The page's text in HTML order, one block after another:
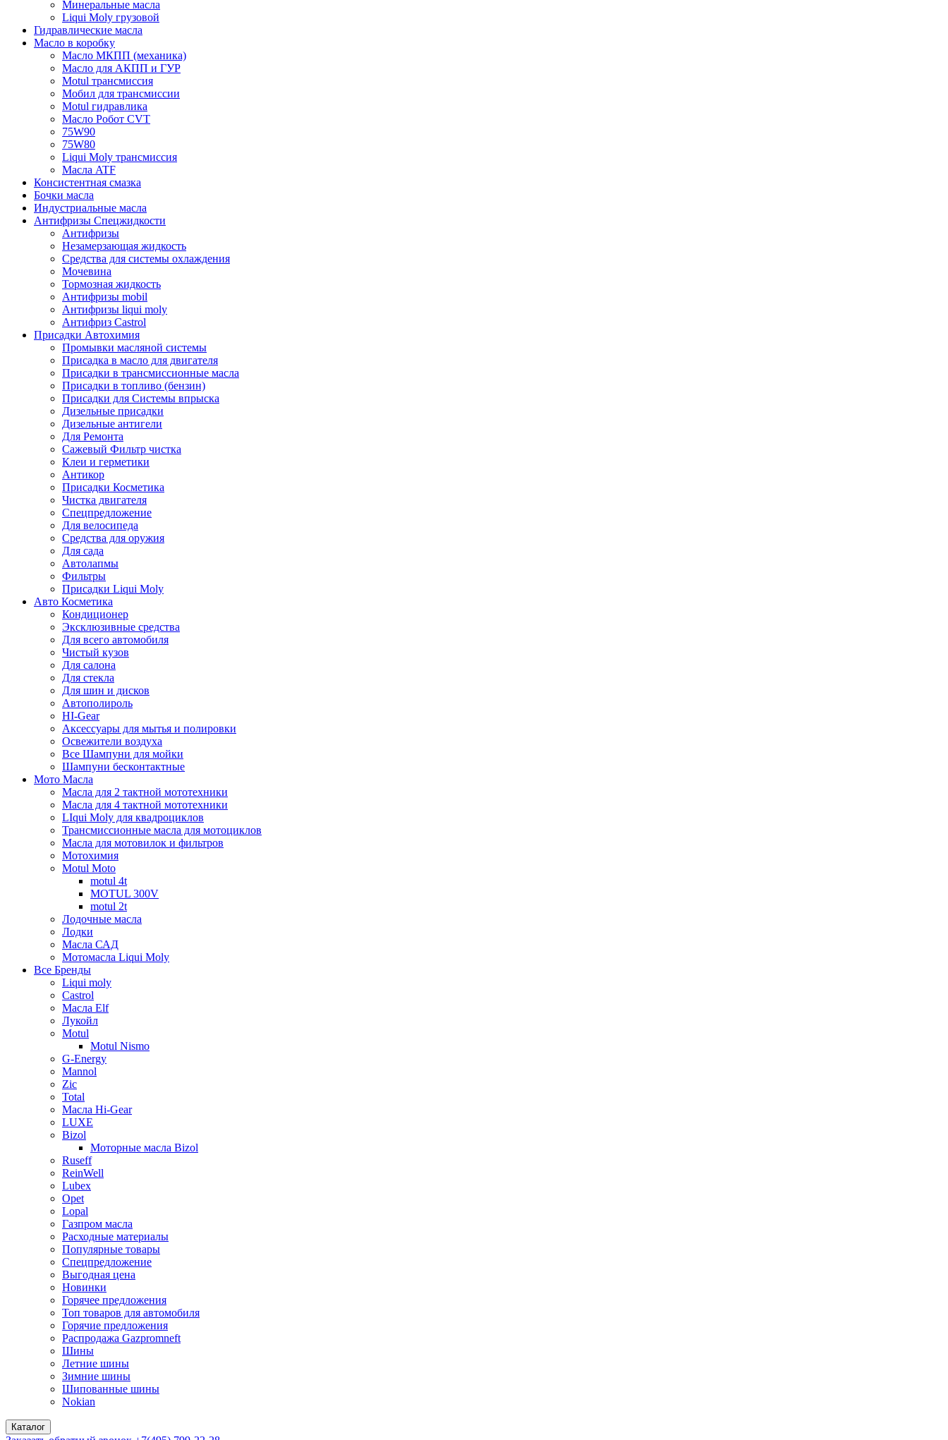
Минеральные масла
Liqui Moly грузовой
Гидравлические масла
Масло в коробку
Масло МКПП (механика)
Масло для АКПП и ГУР
Motul трансмиссия
Мобил для трансмиссии
Motul гидравлика
Масло Робот CVT
75W90
75W80
Liqui Moly трансмиссия
Масла ATF
Консистентная смазка
Бочки масла
Индустриальные масла
Антифризы Спецжидкости
Антифризы
Незамерзающая жидкость
Средства для системы охлаждения
Мочевина
Тормозная жидкость
Антифризы mobil
Антифризы liqui moly
Антифриз Castrol
Присадки Автохимия
Промывки масляной системы
Присадка в масло для двигателя
Присадки в трансмиссионные масла
Присадки в топливо (бензин)
Присадки для Системы впрыска
Дизельные присадки
Дизельные антигели
Для Ремонта
Сажевый Фильтр чистка
Клеи и герметики
Антикор
Присадки Косметика
Чистка двигателя
Спецпредложение
Для велосипеда
Средства для оружия
Для сада
Автолапмы
Фильтры
Присадки Liqui Moly
Авто Косметика
Кондиционер
Эксклюзивные средства
Для всего автомобиля
Чистый кузов
Для салона
Для стекла
Для шин и дисков
Автополироль
HI-Gear
Аксессуары для мытья и полировки
Освежители воздуха
Все Шампуни для мойки
Шампуни бесконтактные
Мото Масла
Масла для 2 тактной мототехники
Масла для 4 тактной мототехники
LIqui Moly для квадроциклов
Трансмиссионные масла для мотоциклов
Масла для мотовилок и фильтров
Мотохимия
Motul Moto
motul 4t
MOTUL 300V
motul 2t
Лодочные масла
Лодки
Масла САД
Мотомасла Liqui Moly
Все Бренды
Liqui moly
Castrol
Масла Elf
Лукойл
Motul
Motul Nismo
G-Energy
Mannol
Zic
Total
Масла Hi-Gear
LUXE
Bizol
Моторные масла Bizol
Ruseff
ReinWell
Lubex
Opet
Lopal
Газпром масла
Расходные материалы
Популярные товары
Спецпредложение
Выгодная цена
Новинки
Горячее предложения
Топ товаров для автомобиля
Горячие предложения
Распродажа Gazpromneft
Шины
Летние шины
Зимние шины
Шипованные шины
Nokian
Каталог